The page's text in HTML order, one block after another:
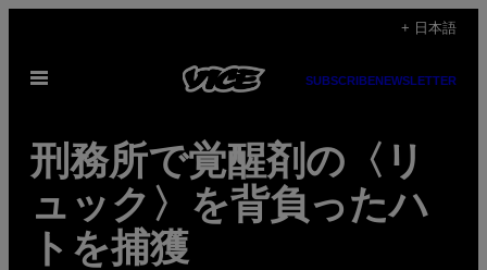
content
+ 日本語
Open
SUBSCRIBENEWSLETTER
刑務所で覚醒剤の〈リ
ュック〉を背負ったハ
トを捕獲